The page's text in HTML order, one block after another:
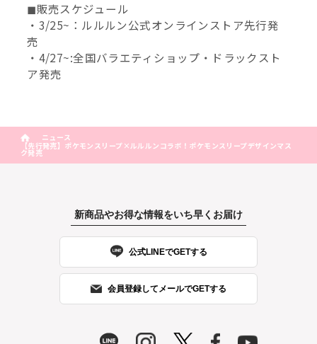
◼︎販売スケジュール
・3/25~：ルルルン公式オンラインストア先行発
売
・4/27~:全国バラエティショップ・ドラックスト
ア発売
ニュース
【先行発売】ポケモンスリープ×ルルルンコラボ！ポケモンスリープデザインマス
ク発売
新商品やお得な情報をいち早くお届け
公式LINEでGETする
会員登録してメールでGETする